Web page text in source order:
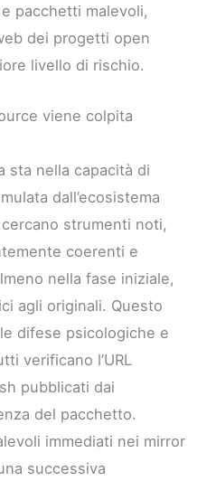
pacchetti malevoli,
dei progetti open
livello di rischio.
viene colpita
sta nella capacità di
dall’ecosistema
strumenti noti,
coerenti e
nella fase iniziale,
agli originali. Questo
difese psicologiche e
verificano l’URL
pubblicati dai
del pacchetto.
immediati nei mirror
successiva